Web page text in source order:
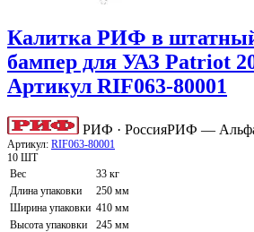
Калитка РИФ в
бампер для УАЗ Patriot
Артикул RIF063-80001
РИФ · РоссияРИФ — Альфа
Артикул: RIF063-80001
10 ШТ
Вес
33 кг
Длина упаковки
250 мм
Ширина упаковки 410 мм
Высота упаковки
245 мм